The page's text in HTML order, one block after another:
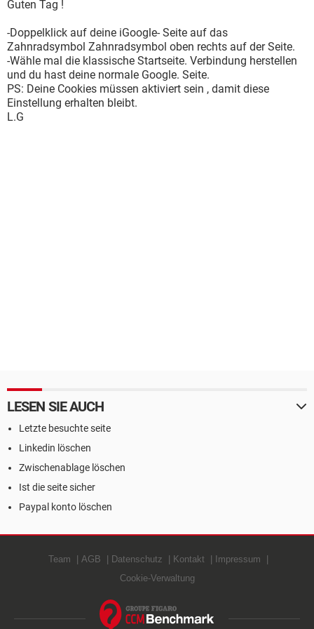
Guten Tag !
-Doppelklick auf deine iGoogle- Seite auf das
Zahnradsymbol Zahnradsymbol oben rechts auf der Seite.
-Wähle mal die klassische Startseite. Verbindung herstellen
und du hast deine normale Google. Seite.
PS: Deine Cookies müssen aktiviert sein , damit diese
Einstellung erhalten bleibt.
L.G
LESEN SIE AUCH
Letzte besuchte seite
Linkedin löschen
Zwischenablage löschen
Ist die seite sicher
Paypal konto löschen
Team AGB Datenschutz Kontakt
Impressum
Cookie-Verwaltung